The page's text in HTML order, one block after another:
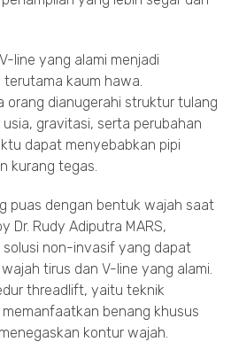
line yang alami menjadi
kaum hawa.
orang dianugerahi struktur tulang
gravitasi, serta perubahan
dapat menyebabkan pipi
kurang tegas.
puas dengan bentuk wajah saat
Dr. Rudy Adiputra MARS,
solusi non-invasif yang dapat
tirus dan V-line yang alami.
threadlift, yaitu teknik
benang khusus
kontur wajah.